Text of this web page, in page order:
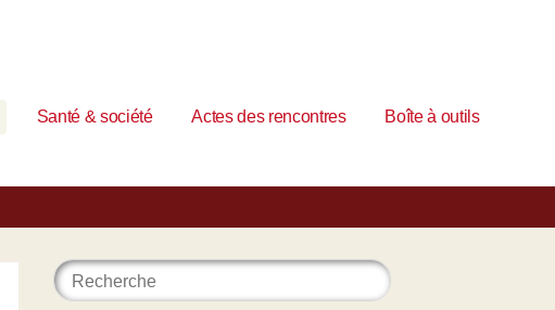
Santé & société Actes des rencontres
Boîte à outils